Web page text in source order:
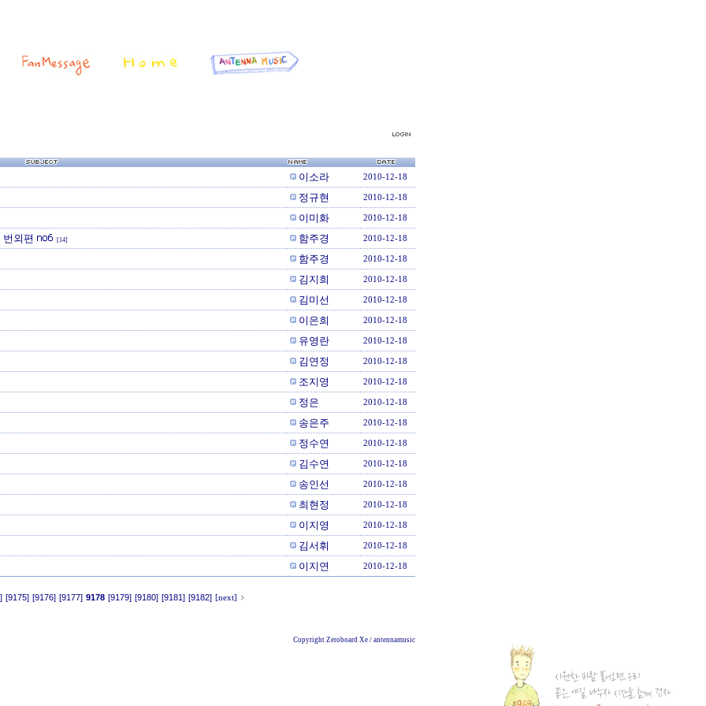
이소라 2010-12-18
정규현 2010-12-18
이미화 2010-12-18
외편 no6 [14] 함주경 2010-12-18
함주경 2010-12-18
김지희 2010-12-18
김미선 2010-12-18
이은희 2010-12-18
유영란 2010-12-18
김연정 2010-12-18
조지영 2010-12-18
정은 2010-12-18
송은주 2010-12-18
정수연 2010-12-18
김수연 2010-12-18
송인선 2010-12-18
최현정 2010-12-18
이지영 2010-12-18
김서휘 2010-12-18
이지연 2010-12-18
[9175] [9176] [9177] 9178 [9179] [9180] [9181] [9182] [next]
Copyright Zeroboard Xe / antennamusic